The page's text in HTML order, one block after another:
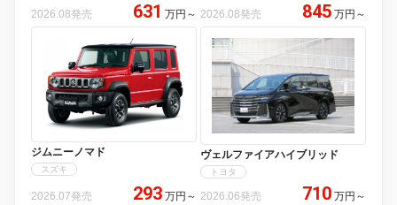
2026.08発売 631 万円 ～ 2026.08発売 845 万円 ～
ジムニーノマド
スズキ
2026.07発売 293 万円 ～
ヴェルファイアハイブリッド
トヨタ
2026.06発売 710 万円 ～